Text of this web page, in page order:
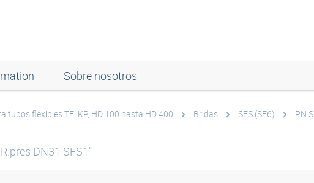
Sobre nosotros
tubos flexibles TE, KP, HD 100 hasta HD 400 Bridas SFS (SF6) PN
R.pres DN31 SFS1"